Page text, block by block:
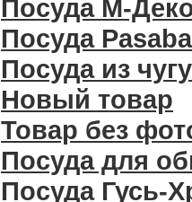
Посуда М-
Посуда
Посуда из
Новый товар
Товар без
Посуда для
Посуда Гусь-